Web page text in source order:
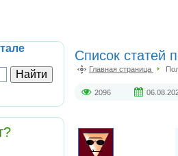
Список статей
Главная страница
2096